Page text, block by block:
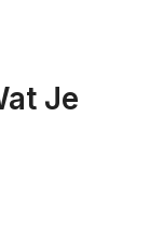
Je